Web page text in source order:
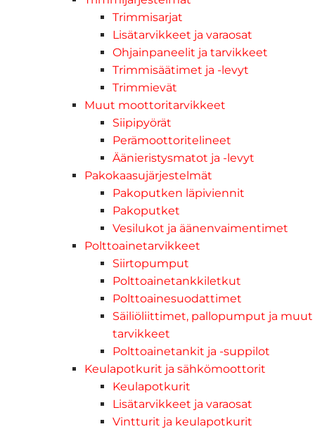
Trimmisarjat
Lisätarvikkeet ja varaosat
Ohjainpaneelit ja tarvikkeet
Trimmisäätimet ja -levyt
Trimmievät
Muut moottoritarvikkeet
Siipipyörät
Perämoottoritelineet
Äänieristysmatot ja -levyt
Pakokaasujärjestelmät
Pakoputken läpiviennit
Pakoputket
Vesilukot ja äänenvaimentimet
Polttoainetarvikkeet
Siirtopumput
Polttoainetankkiletkut
Polttoainesuodattimet
Säiliöliittimet, pallopumput ja muut
tarvikkeet
Polttoainetankit ja -suppilot
Keulapotkurit ja sähkömoottorit
Keulapotkurit
Lisätarvikkeet ja varaosat
Vintturit ja keulapotkurit